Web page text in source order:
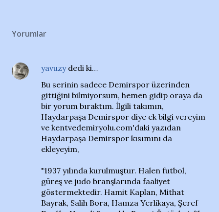
Yorumlar
yavuzydedi ki…
Bu serinin sadece Demirspor üzerinden
gittiğini bilmiyorsum, hemen gidip oraya da
bir yorum bıraktım. İlgili takımın,
Haydarpaşa Demirspor diye ek bilgi vereyim
ve kentvedemiryolu.com'daki yazıdan
Haydarpaşa Demirspor kısımını da
ekleyeyim,
"1937 yılında kurulmuştur. Halen futbol,
güreş ve judo branşlarında faaliyet
göstermektedir. Hamit Kaplan, Mithat
Bayrak, Salih Bora, Hamza Yerlikaya, Şeref